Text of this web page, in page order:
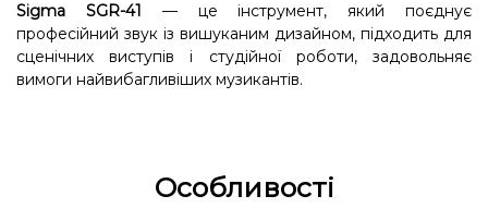
Sigma SGR-41 — це інструмент, який поєднує
професійний звук із вишуканим дизайном, підходить для
сценічних виступів і студійної роботи, задовольняє
вимоги найвибагливіших музикантів.
Особливості